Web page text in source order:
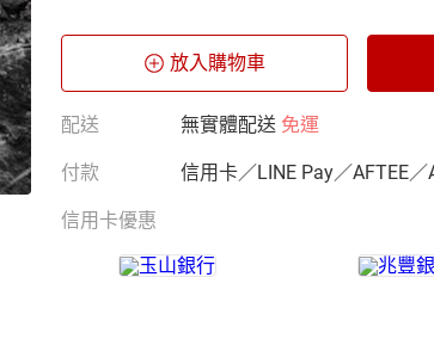
放入購物車
配送 無實體配送 免運
付款 信用卡／LINE Pay／AFTEE／
信用卡優惠